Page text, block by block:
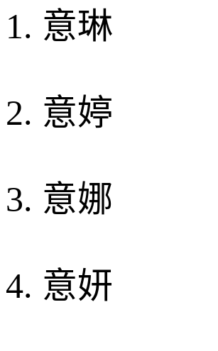
1. 意琳
2. 意婷
3. 意娜
4. 意妍